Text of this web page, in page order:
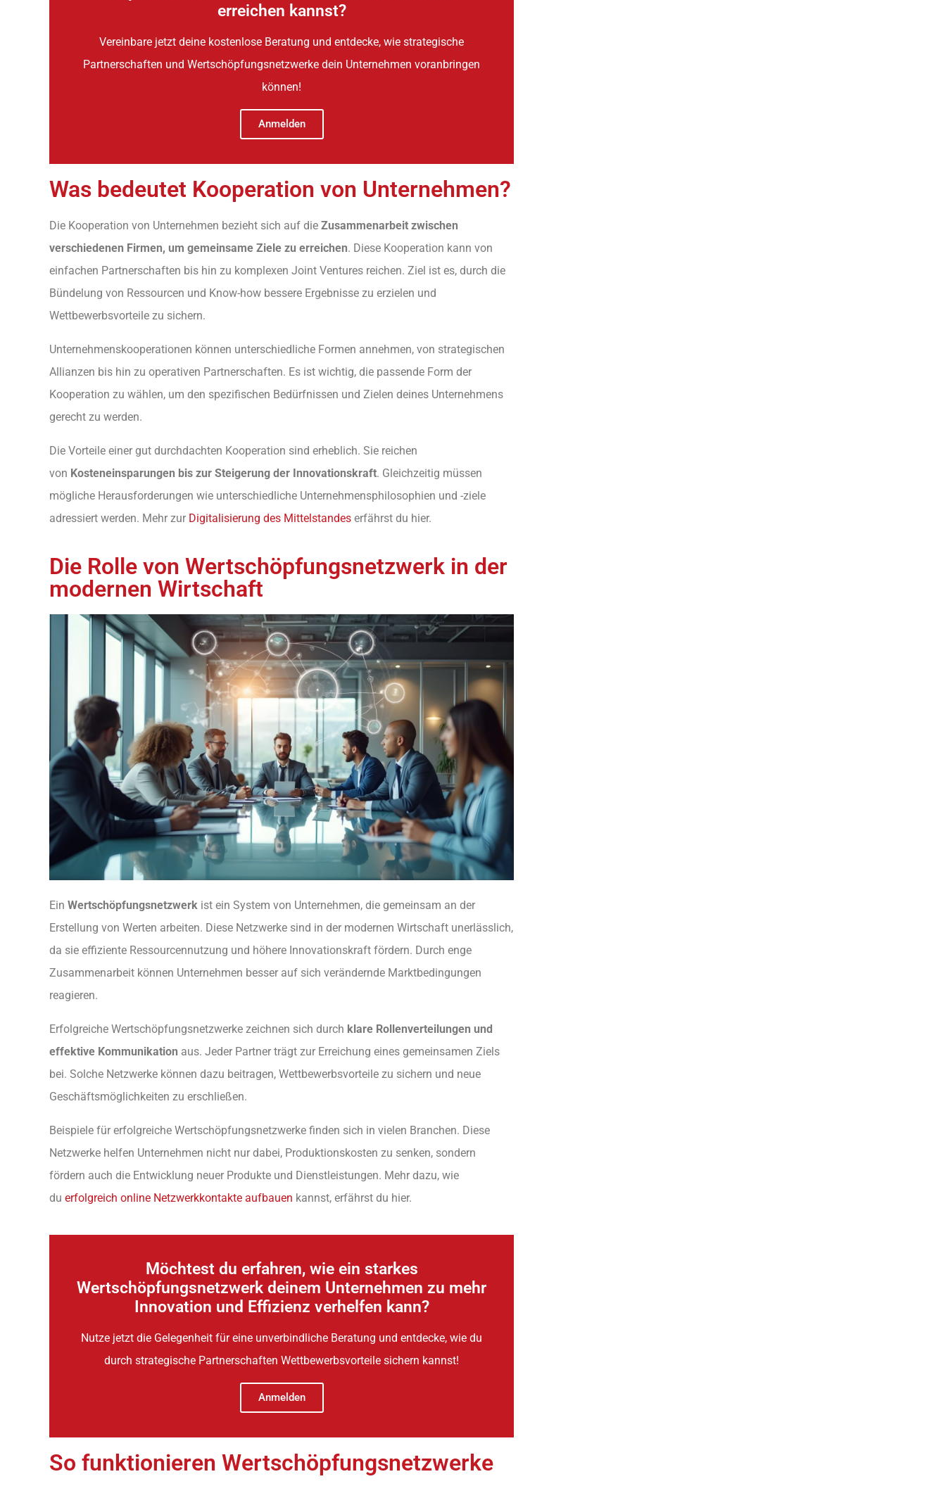
erreichen kannst?
Vereinbare jetzt deine kostenlose Beratung und entdecke, wie strategische
Partnerschaften und Wertschöpfungsnetzwerke dein Unternehmen voranbringen
können!
Anmelden
Was bedeutet Kooperation von Unternehmen?
Die Kooperation von Unternehmen bezieht sich auf die Zusammenarbeit zwischen
verschiedenen Firmen, um gemeinsame Ziele zu erreichen. Diese Kooperation kann von
einfachen Partnerschaften bis hin zu komplexen Joint Ventures reichen. Ziel ist es, durch die
Bündelung von Ressourcen und Know-how bessere Ergebnisse zu erzielen und
Wettbewerbsvorteile zu sichern.
Unternehmenskooperationen können unterschiedliche Formen annehmen, von strategischen
Allianzen bis hin zu operativen Partnerschaften. Es ist wichtig, die passende Form der
Kooperation zu wählen, um den spezifischen Bedürfnissen und Zielen deines Unternehmens
gerecht zu werden.
Die Vorteile einer gut durchdachten Kooperation sind erheblich. Sie reichen
von Kosteneinsparungen bis zur Steigerung der Innovationskraft. Gleichzeitig müssen
mögliche Herausforderungen wie unterschiedliche Unternehmensphilosophien und -ziele
adressiert werden. Mehr zur Digitalisierung des Mittelstandes erfährst du hier.
Die Rolle von Wertschöpfungsnetzwerk in der
modernen Wirtschaft
Ein Wertschöpfungsnetzwerk ist ein System von Unternehmen, die gemeinsam an der
Erstellung von Werten arbeiten. Diese Netzwerke sind in der modernen Wirtschaft unerlässlich,
da sie effiziente Ressourcennutzung und höhere Innovationskraft fördern. Durch enge
Zusammenarbeit können Unternehmen besser auf sich verändernde Marktbedingungen
reagieren.
Erfolgreiche Wertschöpfungsnetzwerke zeichnen sich durch klare Rollenverteilungen und
effektive Kommunikation aus. Jeder Partner trägt zur Erreichung eines gemeinsamen Ziels
bei. Solche Netzwerke können dazu beitragen, Wettbewerbsvorteile zu sichern und neue
Geschäftsmöglichkeiten zu erschließen.
Beispiele für erfolgreiche Wertschöpfungsnetzwerke finden sich in vielen Branchen. Diese
Netzwerke helfen Unternehmen nicht nur dabei, Produktionskosten zu senken, sondern
fördern auch die Entwicklung neuer Produkte und Dienstleistungen. Mehr dazu, wie
du erfolgreich online Netzwerkkontakte aufbauen kannst, erfährst du hier.
Möchtest du erfahren, wie ein starkes
Wertschöpfungsnetzwerk deinem Unternehmen zu mehr
Innovation und Effizienz verhelfen kann?
Nutze jetzt die Gelegenheit für eine unverbindliche Beratung und entdecke, wie du
durch strategische Partnerschaften Wettbewerbsvorteile sichern kannst!
Anmelden
So funktionieren Wertschöpfungsnetzwerke